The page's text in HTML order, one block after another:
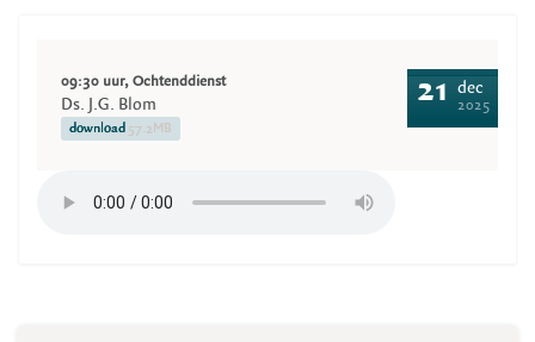
09:30 uur, Ochtenddienst
Ds. J.G. Blom
download 57.2MB
21 dec
2025